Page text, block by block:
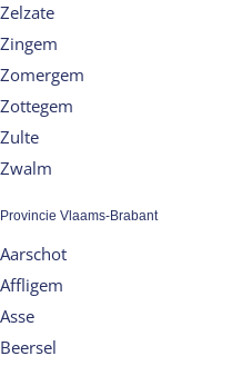
Zelzate
Zingem
Zomergem
Zottegem
Zulte
Zwalm
Provincie Vlaams-Brabant
Aarschot
Affligem
Asse
Beersel